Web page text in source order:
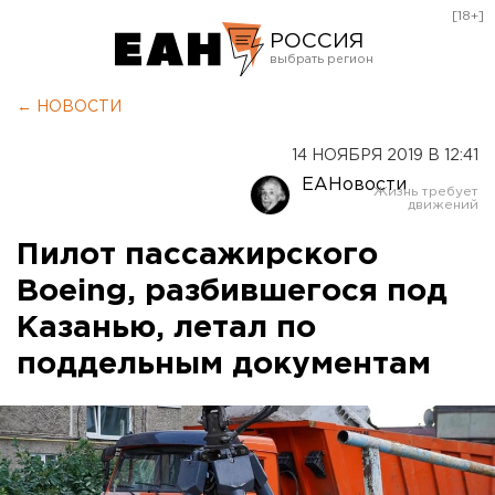
РОССИЯ
Оренбург
[18+]
← НОВОСТИ
14 НОЯБРЯ 2019 В 12:41
ЕАНовости
Пилот пассажирского
Boeing, разбившегося под
Казанью, летал по
поддельным документам